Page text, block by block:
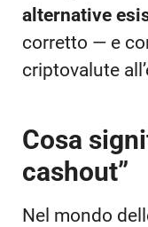
alternative
corretto — e
criptovalute
Cosa
cashout”
Nel mondo